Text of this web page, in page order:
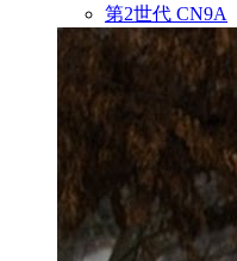
第2世代 CN9A